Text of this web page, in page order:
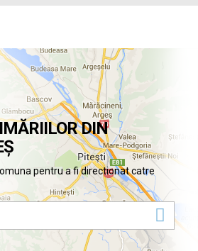
DIN
pentru a fi directionat catre